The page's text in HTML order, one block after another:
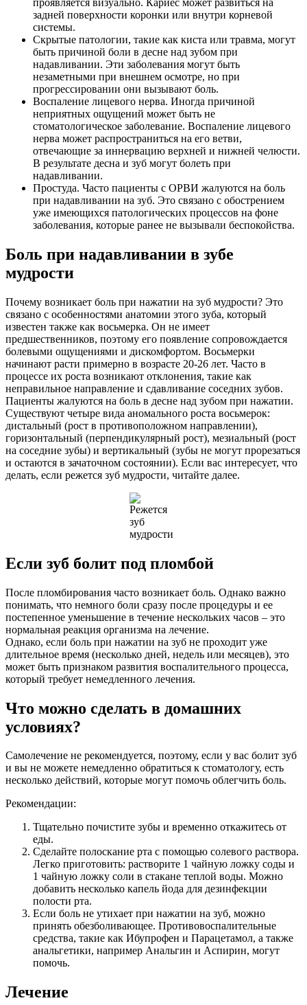
проявляется визуально. Кариес может развиться на
задней поверхности коронки или внутри корневой
системы.
Скрытые патологии, такие как киста или травма, могут
быть причиной боли в десне над зубом при
надавливании. Эти заболевания могут быть
незаметными при внешнем осмотре, но при
прогрессировании они вызывают боль.
Воспаление лицевого нерва. Иногда причиной
неприятных ощущений может быть не
стоматологическое заболевание. Воспаление лицевого
нерва может распространиться на его ветви,
отвечающие за иннервацию верхней и нижней челюсти.
В результате десна и зуб могут болеть при
надавливании.
Простуда. Часто пациенты с ОРВИ жалуются на боль
при надавливании на зуб. Это связано с обострением
уже имеющихся патологических процессов на фоне
заболевания, которые ранее не вызывали беспокойства.
Боль при надавливании в зубе
мудрости
Почему возникает боль при нажатии на зуб мудрости? Это
связано с особенностями анатомии этого зуба, который
известен также как восьмерка. Он не имеет
предшественников, поэтому его появление сопровождается
болевыми ощущениями и дискомфортом. Восьмерки
начинают расти примерно в возрасте 20-26 лет. Часто в
процессе их роста возникают отклонения, такие как
неправильное направление и сдавливание соседних зубов.
Пациенты жалуются на боль в десне над зубом при нажатии.
Существуют четыре вида аномального роста восьмерок:
дистальный (рост в противоположном направлении),
горизонтальный (перпендикулярный рост), мезиальный (рост
на соседние зубы) и вертикальный (зубы не могут прорезаться
и остаются в зачаточном состоянии). Если вас интересует, что
делать, если режется зуб мудрости, читайте далее.
Если зуб болит под пломбой
После пломбирования часто возникает боль. Однако важно
понимать, что немного боли сразу после процедуры и ее
постепенное уменьшение в течение нескольких часов – это
нормальная реакция организма на лечение.
Однако, если боль при нажатии на зуб не проходит уже
длительное время (несколько дней, недель или месяцев), это
может быть признаком развития воспалительного процесса,
который требует немедленного лечения.
Что можно сделать в домашних
условиях?
Самолечение не рекомендуется, поэтому, если у вас болит зуб
и вы не можете немедленно обратиться к стоматологу, есть
несколько действий, которые могут помочь облегчить боль.
Рекомендации:
Тщательно почистите зубы и временно откажитесь от
еды.
Сделайте полоскание рта с помощью солевого раствора.
Легко приготовить: растворите 1 чайную ложку соды и
1 чайную ложку соли в стакане теплой воды. Можно
добавить несколько капель йода для дезинфекции
полости рта.
Если боль не утихает при нажатии на зуб, можно
принять обезболивающее. Противовоспалительные
средства, такие как Ибупрофен и Парацетамол, а также
анальгетики, например Анальгин и Аспирин, могут
помочь.
Лечение